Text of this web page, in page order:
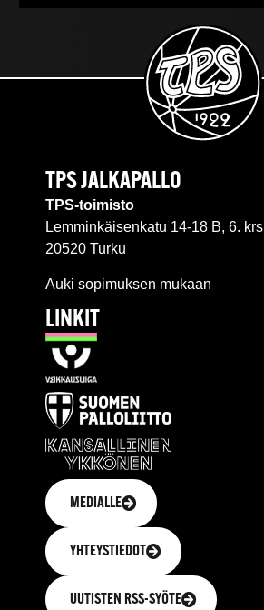
TPS JALKAPALLO
TPS-toimisto
Lemminkäisenkatu 14-18 B, 6. krs
20520 Turku
Auki sopimuksen mukaan
LINKIT
MEDIALLE
YHTEYSTIEDOT
UUTISTEN RSS-SYÖTE